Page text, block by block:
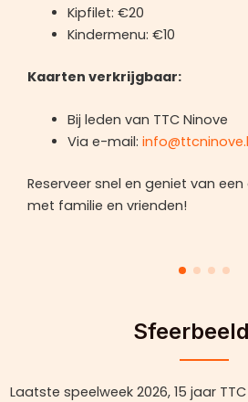
Kipfilet: €20
Kindermenu: €10
Kaarten verkrijgbaar:
Bij leden van TTC Ninove
Via e-mail:
Reserveer snel en geniet van
met familie en vrienden!
Laatste speelweek 2026, 15 jaar